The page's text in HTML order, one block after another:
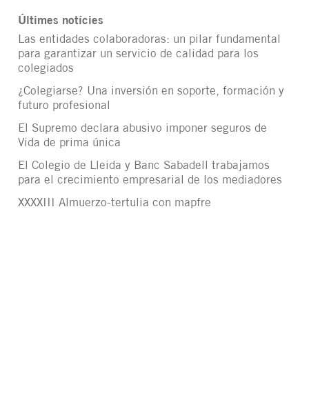
Últimes notícies
Las entidades colaboradoras: un pilar fundamental
para garantizar un servicio de calidad para los
colegiados
¿Colegiarse? Una inversión en soporte, formación y
futuro profesional
El Supremo declara abusivo imponer seguros de
Vida de prima única
El Colegio de Lleida y Banc Sabadell trabajamos
para el crecimiento empresarial de los mediadores
XXXXIII Almuerzo-tertulia con mapfre